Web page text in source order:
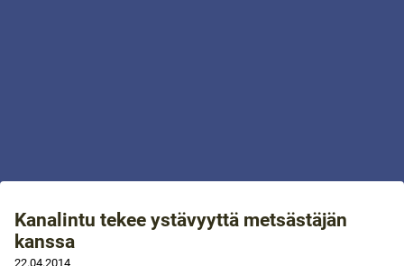
Kanalintu tekee ystävyyttä metsästäjän
kanssa
22.04.2014